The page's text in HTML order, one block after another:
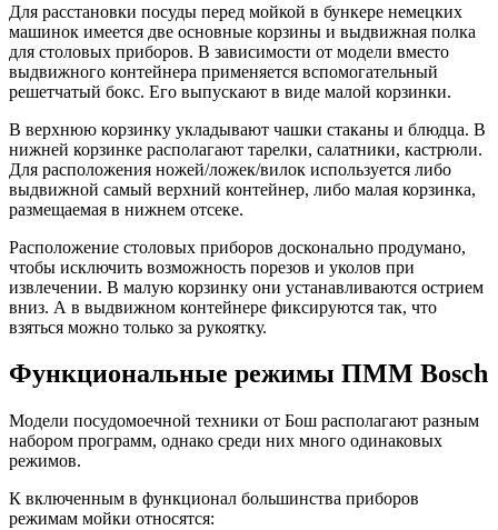
Для расстановки посуды перед мойкой в бункере немецких
машинок имеется две основные корзины и выдвижная полка
для столовых приборов. В зависимости от модели вместо
выдвижного контейнера применяется вспомогательный
решетчатый бокс. Его выпускают в виде малой корзинки.
В верхнюю корзинку укладывают чашки стаканы и блюдца. В
нижней корзинке располагают тарелки, салатники, кастрюли.
Для расположения ножей/ложек/вилок используется либо
выдвижной самый верхний контейнер, либо малая корзинка,
размещаемая в нижнем отсеке.
Расположение столовых приборов досконально продумано,
чтобы исключить возможность порезов и уколов при
извлечении. В малую корзинку они устанавливаются острием
вниз. А в выдвижном контейнере фиксируются так, что
взяться можно только за рукоятку.
Функциональные режимы ПММ Bosch
Модели посудомоечной техники от Бош располагают разным
набором программ, однако среди них много одинаковых
режимов.
К включенным в функционал большинства приборов
режимам мойки относятся: